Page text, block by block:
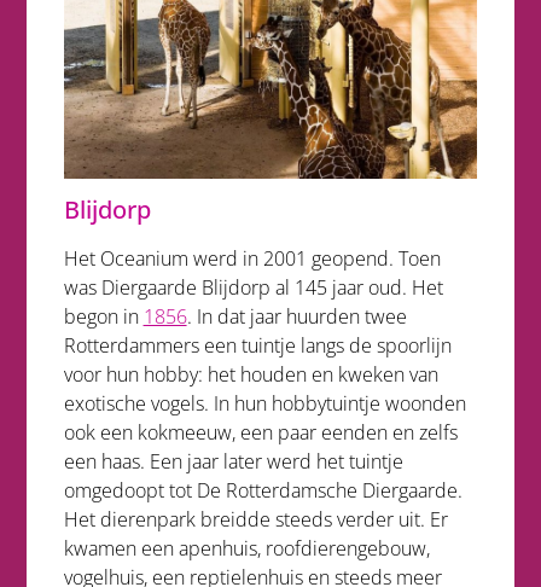
Blijdorp
Het Oceanium werd in 2001 geopend. Toen
was Diergaarde Blijdorp al 145 jaar oud. Het
begon in 1856. In dat jaar huurden twee
Rotterdammers een tuintje langs de spoorlijn
voor hun hobby: het houden en kweken van
exotische vogels. In hun hobbytuintje woonden
ook een kokmeeuw, een paar eenden en zelfs
een haas. Een jaar later werd het tuintje
omgedoopt tot De Rotterdamsche Diergaarde.
Het dierenpark breidde steeds verder uit. Er
kwamen een apenhuis, roofdierengebouw,
vogelhuis, een reptielenhuis en steeds meer